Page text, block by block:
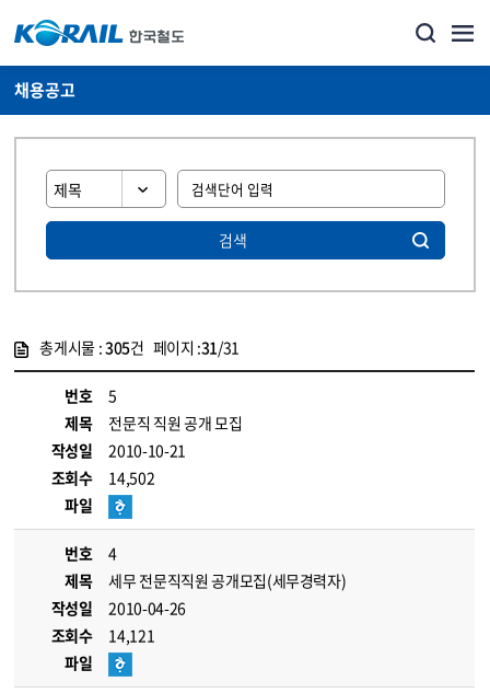
채용공고
검색
총게시물 :305건 페이지 :31/31
번호
5
제목
전문직 직원 공개 모집
작성일
2010-10-21
조회수
14,502
파일
번호
4
제목
세무 전문직직원 공개모집(세무경력자)
작성일
2010-04-26
조회수
14,121
파일